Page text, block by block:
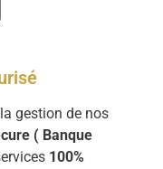
gestion de nos
( Banque
100%